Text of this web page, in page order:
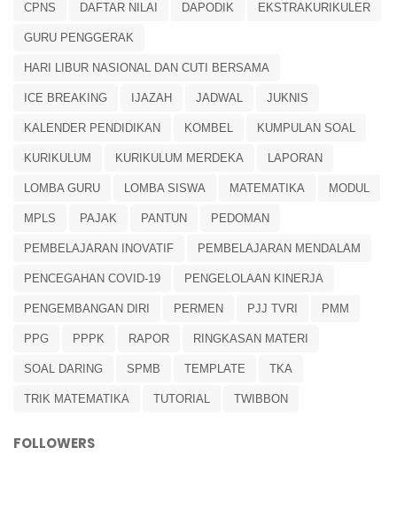
CPNS DAFTAR NILAI DAPODIK EKSTRAKURIKULER
GURU PENGGERAK
HARI LIBUR NASIONAL DAN CUTI BERSAMA
ICE BREAKING IJAZAH JADWAL JUKNIS
KALENDER PENDIDIKAN KOMBEL KUMPULAN SOAL
KURIKULUM KURIKULUM MERDEKA LAPORAN
LOMBA GURU LOMBA SISWA MATEMATIKA MODUL
MPLS PAJAK PANTUN PEDOMAN
PEMBELAJARAN INOVATIF PEMBELAJARAN MENDALAM
PENCEGAHAN COVID-19 PENGELOLAAN KINERJA
PENGEMBANGAN DIRI PERMEN PJJ TVRI PMM
PPG PPPK RAPOR RINGKASAN MATERI
SOAL DARING SPMB TEMPLATE TKA
TRIK MATEMATIKA TUTORIAL TWIBBON
FOLLOWERS